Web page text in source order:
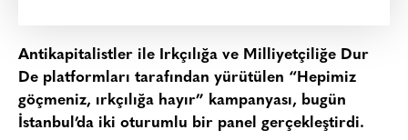
Antikapitalistler ile Irkçılığa ve Milliyetçiliğe Dur
De platformları tarafından yürütülen “Hepimiz
göçmeniz, ırkçılığa hayır” kampanyası, bugün
İstanbul’da iki oturumlu bir panel gerçekleştirdi.